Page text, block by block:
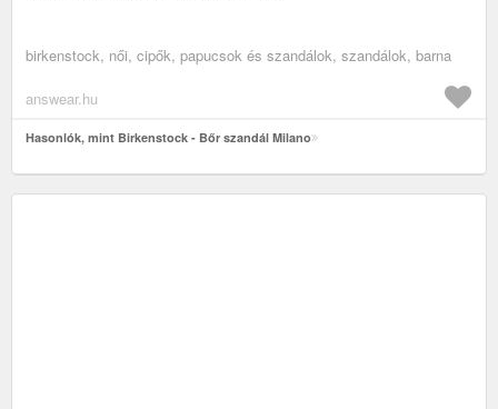
birkenstock, női, cipők, papucsok és szandálok, szandálok, barna
answear.hu
Hasonlók, mint Birkenstock - Bőr szandál Milano